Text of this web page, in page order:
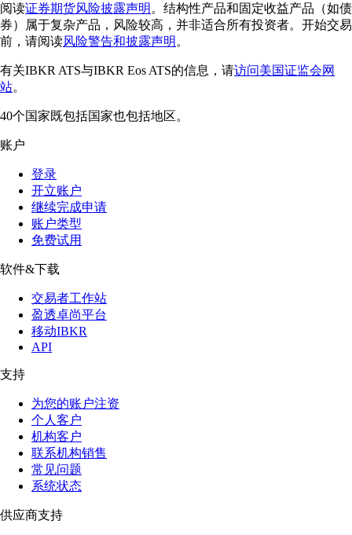
阅读证券期货风险披露声明 。结构性产品和固定收益产品（如债
券）属于复杂产品，风险较高，并非适合所有投资者。开始交易
前，请阅读风险警告和披露声明 。
有关IBKR ATS与IBKR Eos ATS的信息，请访问美国证监会网
站。
40个国家既包括国家也包括地区。
账户
登录
开立账户
继续完成申请
账户类型
免费试用
软件&下载
交易者工作站
盈透卓尚平台
移动IBKR
API
支持
为您的账户注资
个人客户
机构客户
联系机构销售
常见问题
系统状态
供应商支持